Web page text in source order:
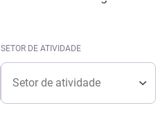
SETOR DE ATIVIDADE
Setor de atividade
Setor de atividade